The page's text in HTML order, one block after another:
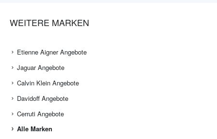
WEITERE MARKEN
Etienne Aigner Angebote
Jaguar Angebote
Calvin Klein Angebote
Davidoff Angebote
Cerruti Angebote
Alle Marken